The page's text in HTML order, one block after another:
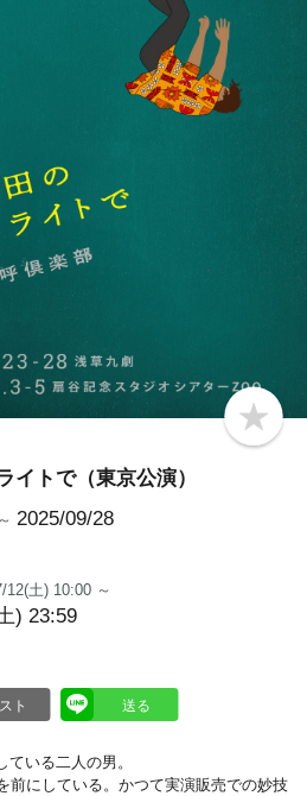
b
o
イトで（東京公演）
2025/09/28
12(土) 10:00 ～
) 23:59
いる二人の男。
前にしている。かつて実演販売での妙技